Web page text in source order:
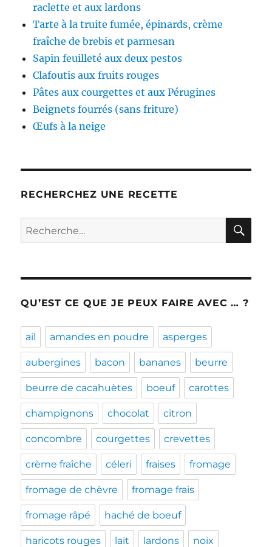
raclette et aux lardons
Tarte à la truite fumée, épinards, crème
fraîche de brebis et parmesan
Sapin feuilleté aux deux pestos
Clafoutis aux fruits rouges
Pâtes aux courgettes et aux Pérugines
Beignets fourrés (sans friture)
Œufs à la neige
RECHERCHEZ UNE RECETTE
Recherche
pour :
QU’EST CE QUE JE PEUX FAIRE AVEC … ?
ail amandes en poudre asperges
aubergines bacon bananes beurre
beurre de cacahuètes boeuf carottes
champignons chocolat citron
concombre courgettes crevettes
crème fraîche céleri fraises fromage
fromage de chèvre fromage frais
fromage râpé haché de boeuf
haricots rouges lait lardons noix